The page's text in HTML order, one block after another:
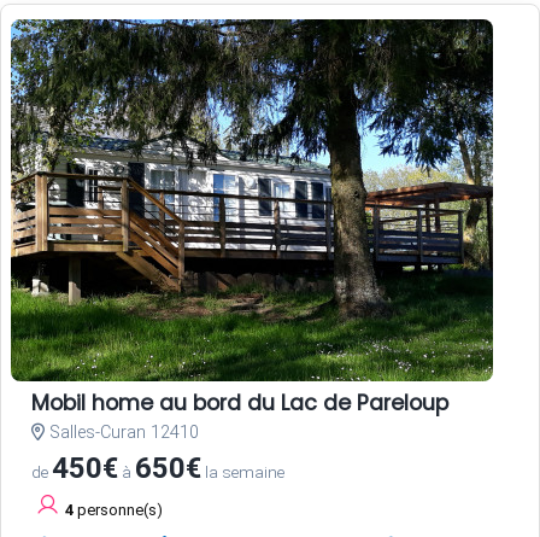
Mobil home au bord du Lac de Pareloup
Salles-Curan 12410
de450€ à 650€ la semaine
4 personne(s)